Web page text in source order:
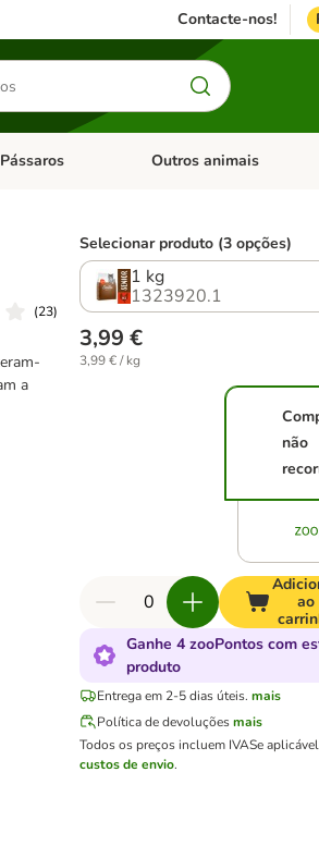
Contacte-nos!
menu de categoria: Roedores
Pássaros Abrir menu de categoria:
Outros animais
(23)
a
Selecionar produto (3 opções)
1 kg
1323920.1
3,99 €
3,99 € / kg
não
ao
Ganhe 4 zooPontos com
produto
Entrega em 2-5 dias úteis. mais
Política de devoluçõesmais
Todos os preços incluem IVASe
custos de envio.